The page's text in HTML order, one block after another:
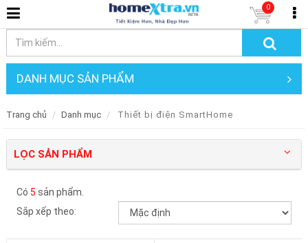
0
DANH MỤC SẢN PHẨM
Trang chủ Danh mục Thiết bị điện SmartHome
LỌC SẢN PHẨM
Có 5 sản phẩm.
Sắp xếp theo: